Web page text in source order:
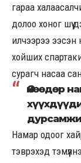
гараа
долоо хоног шүү
илчээрээ ээсэн
хойших
сурагч насаа
Өнөөдөр
Намар одоог
тэврэхэд